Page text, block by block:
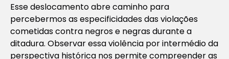
Esse deslocamento abre caminho para
percebermos as especificidades das violações
cometidas contra negros e negras durante a
ditadura. Observar essa violência por intermédio da
perspectiva histórica nos permite compreender as